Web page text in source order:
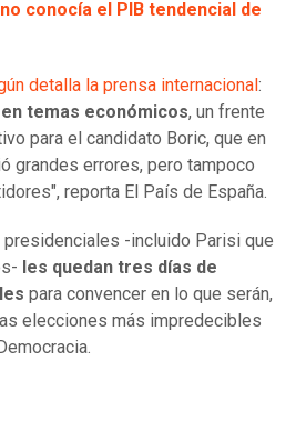
no conocía el PIB tendencial de
detalla la prensa internacional :
temas económicos, un frente
para el candidato Boric, que en
grandes errores, pero tampoco
reporta El País de España.
-incluido Parisi que
les quedan tres días de
para convencer en lo que serán,
elecciones más impredecibles